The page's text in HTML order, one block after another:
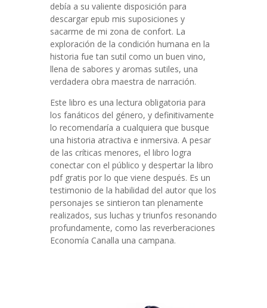
debía a su valiente disposición para
descargar epub mis suposiciones y
sacarme de mi zona de confort. La
exploración de la condición humana en la
historia fue tan sutil como un buen vino,
llena de sabores y aromas sutiles, una
verdadera obra maestra de narración.
Este libro es una lectura obligatoria para
los fanáticos del género, y definitivamente
lo recomendaría a cualquiera que busque
una historia atractiva e inmersiva. A pesar
de las críticas menores, el libro logra
conectar con el público y despertar la libro
pdf gratis por lo que viene después. Es un
testimonio de la habilidad del autor que los
personajes se sintieron tan plenamente
realizados, sus luchas y triunfos resonando
profundamente, como las reverberaciones
Economía Canalla una campana.